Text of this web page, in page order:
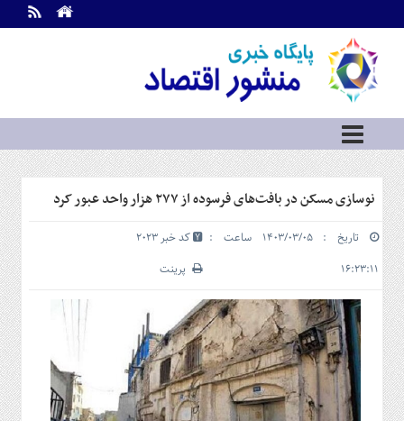
اطلاعات
تماس
ما
درباره
ما
سرویس
ها
بازار
سرمایه
و
بورس
مسکن
و
شهری
گاز
نوسازی مسکن در بافت‌های فرسوده از ۲۷۷ هزار واحد عبور کرد
تاریخ : ۱۴۰۳/۰۳/۰۵ ساعت :
۱۶:۲۳:۱۱
کد خبر 2023
پرینت